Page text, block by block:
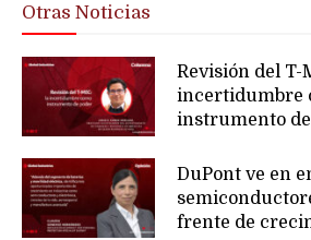
Otras Noticias
Revisión del T-
incertidumbre
instrumento
DuPont ve en
frente de